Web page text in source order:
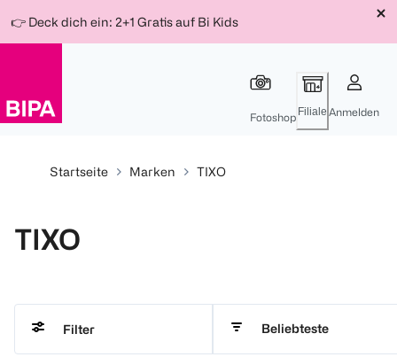
Für
150 Ös
Für
300 Ös
Für
500 Ös
zum
👉 Deck dich ein: 2+1 Gratis auf Bi Kids
Fotoshop Filiale Anmelden
Startseite Marken TIXO
TIXO
Filter Beliebteste